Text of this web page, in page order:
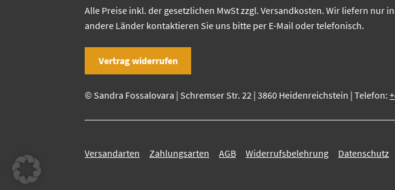
Alle Preise inkl. der gesetzlichen MwSt zzgl. Versandkosten. Wir liefern
andere Länder kontaktieren Sie uns bitte per E-Mail oder telefonisch.
Vertrag widerrufen
© Sandra Fossalovara | Schremser Str. 22 | 3860 Heidenreichstein | Telefon:
Versandarten Zahlungsarten AGB Widerrufsbelehrung Datenschutz